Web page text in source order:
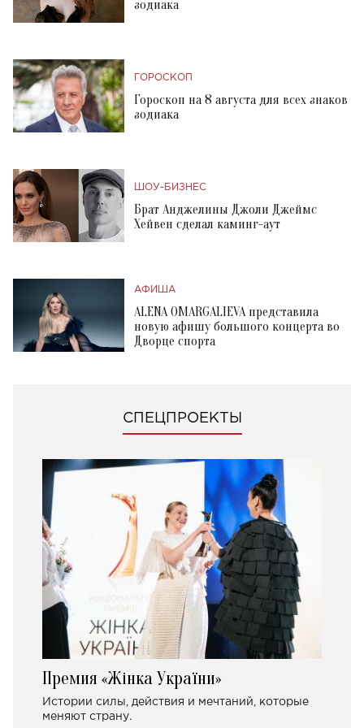
зодиака
ГОРОСКОП
Гороскоп на 8 августа для всех знаков
зодиака
ШОУ-БИЗНЕС
Брат Анджелины Джоли Джеймс
Хейвен сделал каминг-аут
АФИША
ALENA OMARGALIEVA представила
новую афишу большого концерта во
Дворце спорта
СПЕЦПРОЕКТЫ
Премия «Жінка України»
Истории силы, действия и мечтаний, которые
меняют страну.